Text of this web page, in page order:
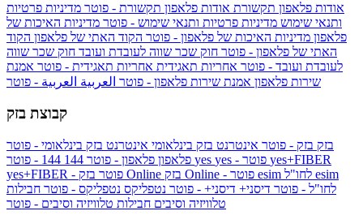
אודות פלאפון תקשורת אודות פלאפון תקשורת - פוטר מדיניות פרטיות
ותנאי שימוש מדיניות פרטיות ותנאי שימוש - פוטר מדיניות האיכות של
פלאפון מדיניות האיכות של פלאפון - פוטר הקוד האתי של פלאפון הקוד
האתי של פלאפון - פוטר חוק שכר שווה לעובדת ועובד חוק שכר שווה
לעובדת ועובד - פוטר אחריות תאגידית אחריות תאגידית - פוטר אמנת
שירות פלאפון אמנת שירות פלאפון - פוטר العربية العربية - פוטר
קבוצת בזק
בזק בזק - פוטר אינטרנט בזק בינלאומי אינטרנט בזק בינלאומי - פוטר
פלאפון פלאפון - פוטר 144 yes
yes+FIBER
yes+FIBER - פוטר בזק Online
esim
לחו"ל - פוטר דיסני+ דיסני+ - פוטר נטפליקס נטפליקס - פוטר חבילות
טלוויזיה וסיבים חבילות טלוויזיה וסיבים - פוטר